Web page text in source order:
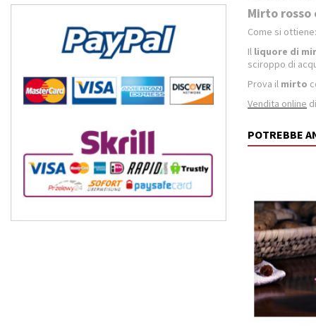
Mirto
Come si ottiene:
Il liquore di
sciroppo di
Prova il mirto
Vendita online di
POTREBBE